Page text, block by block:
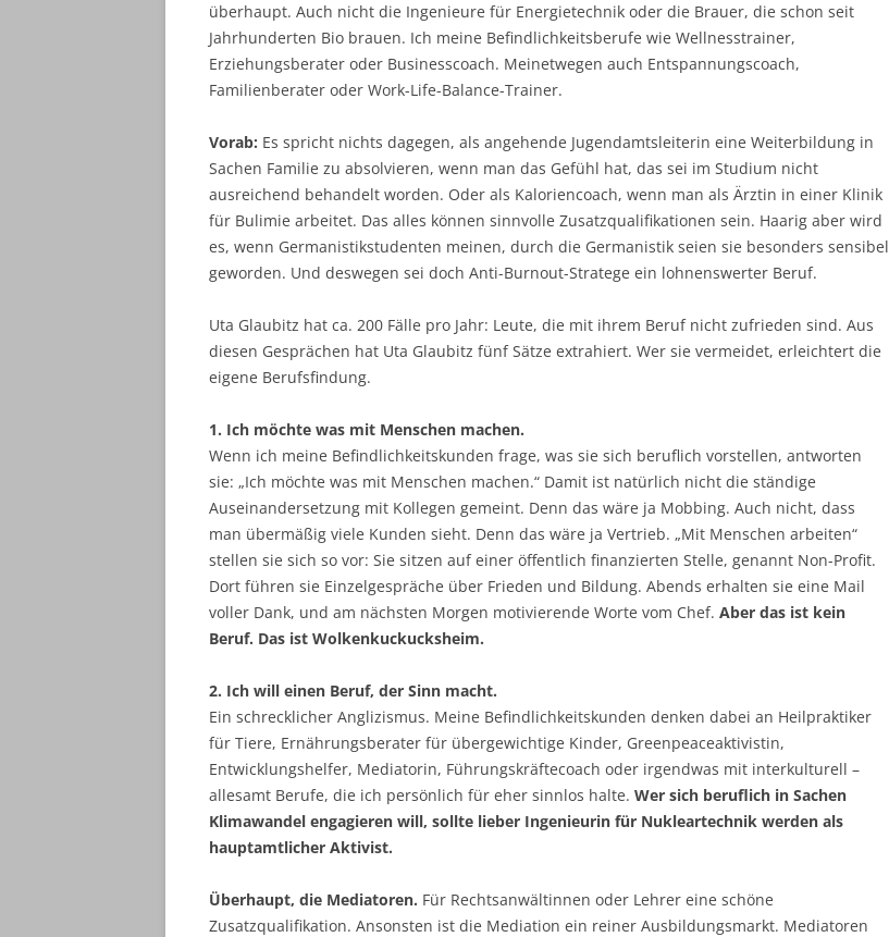
überhaupt. Auch nicht die Ingenieure für Energietechnik oder die Brauer, die schon seit
Jahrhunderten Bio brauen. Ich meine Befindlichkeitsberufe wie Wellnesstrainer,
Erziehungsberater oder Businesscoach. Meinetwegen auch Entspannungscoach,
Familienberater oder Work-Life-Balance-Trainer.
Vorab: Es spricht nichts dagegen, als angehende Jugendamtsleiterin eine Weiterbildung in
Sachen Familie zu absolvieren, wenn man das Gefühl hat, das sei im Studium nicht
ausreichend behandelt worden. Oder als Kaloriencoach, wenn man als Ärztin in einer Klinik
für Bulimie arbeitet. Das alles können sinnvolle Zusatzqualifikationen sein. Haarig aber wird
es, wenn Germanistikstudenten meinen, durch die Germanistik seien sie besonders sensibel
geworden. Und deswegen sei doch Anti-Burnout-Stratege ein lohnenswerter Beruf.
Uta Glaubitz hat ca. 200 Fälle pro Jahr: Leute, die mit ihrem Beruf nicht zufrieden sind. Aus
diesen Gesprächen hat Uta Glaubitz fünf Sätze extrahiert. Wer sie vermeidet, erleichtert die
eigene Berufsfindung.
1. Ich möchte was mit Menschen machen.
Wenn ich meine Befindlichkeitskunden frage, was sie sich beruflich vorstellen, antworten
sie: „Ich möchte was mit Menschen machen.“ Damit ist natürlich nicht die ständige
Auseinandersetzung mit Kollegen gemeint. Denn das wäre ja Mobbing. Auch nicht, dass
man übermäßig viele Kunden sieht. Denn das wäre ja Vertrieb. „Mit Menschen arbeiten“
stellen sie sich so vor: Sie sitzen auf einer öffentlich finanzierten Stelle, genannt Non-Profit.
Dort führen sie Einzelgespräche über Frieden und Bildung. Abends erhalten sie eine Mail
voller Dank, und am nächsten Morgen motivierende Worte vom Chef. Aber das ist kein
Beruf. Das ist Wolkenkuckucksheim.
2. Ich will einen Beruf, der Sinn macht.
Ein schrecklicher Anglizismus. Meine Befindlichkeitskunden denken dabei an Heilpraktiker
für Tiere, Ernährungsberater für übergewichtige Kinder, Greenpeaceaktivistin,
Entwicklungshelfer, Mediatorin, Führungskräftecoach oder irgendwas mit interkulturell –
allesamt Berufe, die ich persönlich für eher sinnlos halte. Wer sich beruflich in Sachen
Klimawandel engagieren will, sollte lieber Ingenieurin für Nukleartechnik werden als
hauptamtlicher Aktivist.
Überhaupt, die Mediatoren. Für Rechtsanwältinnen oder Lehrer eine schöne
Zusatzqualifikation. Ansonsten ist die Mediation ein reiner Ausbildungsmarkt. Mediatoren